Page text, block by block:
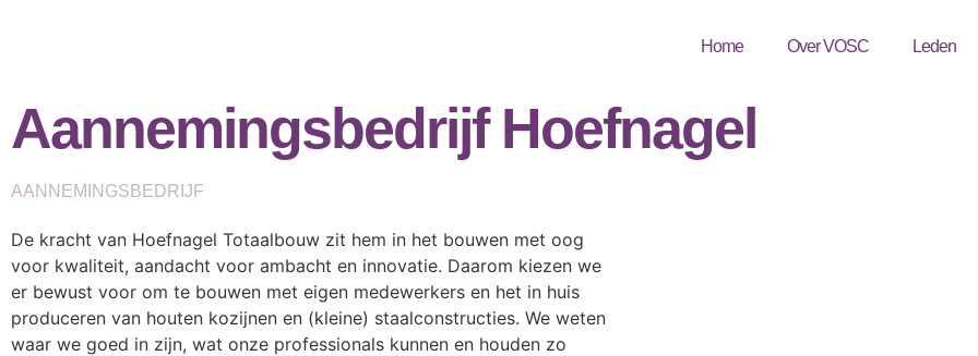
Home Over VOSC Leden
Aannemingsbedrijf Hoefnagel
AANNEMINGSBEDRIJF
De kracht van Hoefnagel Totaalbouw zit hem in het bouwen met oog
voor kwaliteit, aandacht voor ambacht en innovatie. Daarom kiezen we
er bewust voor om te bouwen met eigen medewerkers en het in huis
produceren van houten kozijnen en (kleine) staalconstructies. We weten
waar we goed in zijn, wat onze professionals kunnen en houden zo